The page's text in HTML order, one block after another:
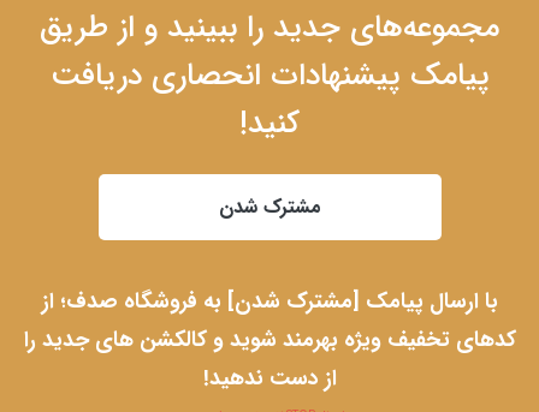
مجموعه‌های جدید را ببینید و از طریق
پیامک پیشنهادات انحصاری دریافت
کنید!
مشترک شدن
با ارسال پیامک [مشترک شدن] به فروشگاه صدف؛ از
کدهای تخفیف ویژه بهرمند شوید و کالکشن های جدید را
از دست ندهید!